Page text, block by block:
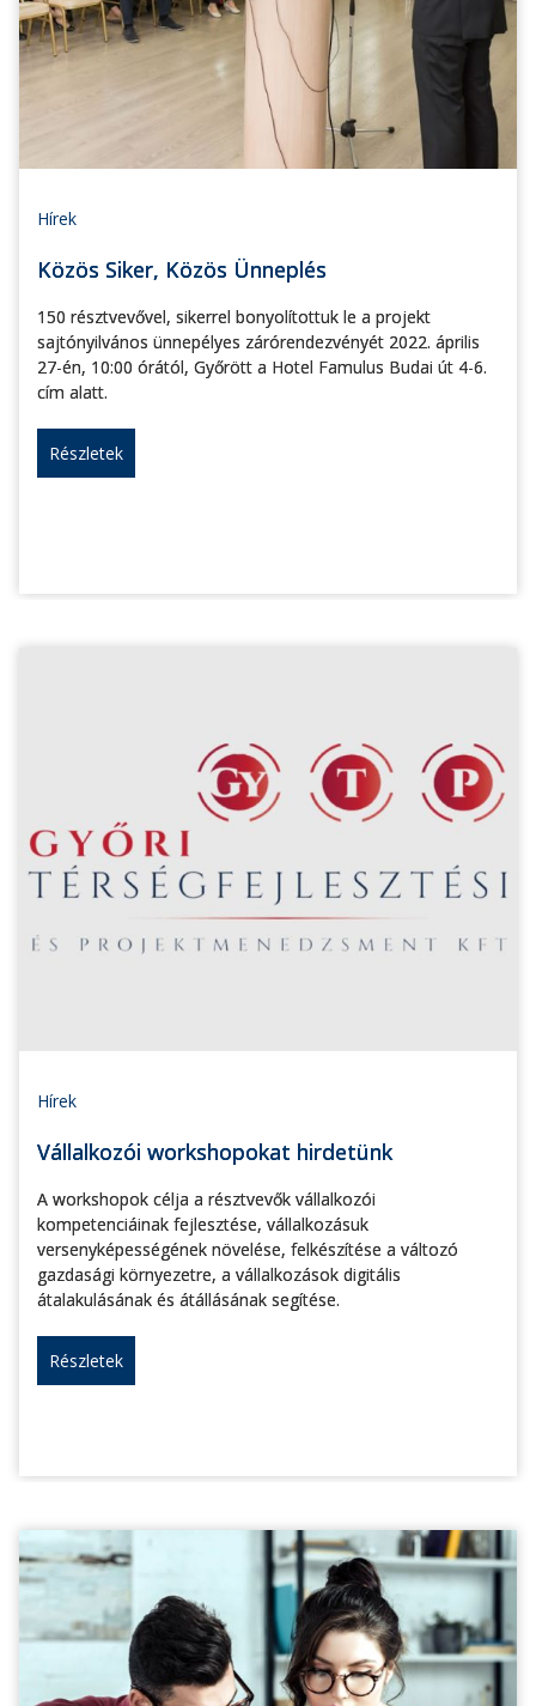
Hírek
Közös Siker, Közös Ünneplés
150 résztvevővel, sikerrel bonyolítottuk le a projekt
sajtónyilvános ünnepélyes zárórendezvényét 2022. április
27-én, 10:00 órától, Győrött a Hotel Famulus Budai út 4-6.
cím alatt.
Részletek
Hírek
Vállalkozói workshopokat hirdetünk
A workshopok célja a résztvevők vállalkozói
kompetenciáinak fejlesztése, vállalkozásuk
versenyképességének növelése, felkészítése a változó
gazdasági környezetre, a vállalkozások digitális
átalakulásának és átállásának segítése.
Részletek